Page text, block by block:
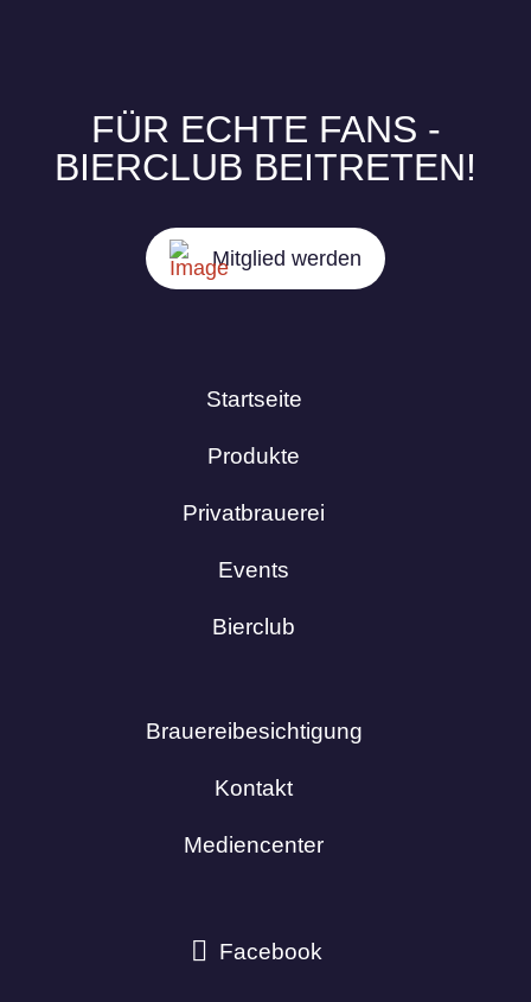
Startseite
Produkte
Privatbrauerei
Events
Bierclub
Brauereibesichtigung
Kontakt
Mediencenter
Facebook
FÜR ECHTE FANS -
BIERCLUB BEITRETEN!
Mitglied werden